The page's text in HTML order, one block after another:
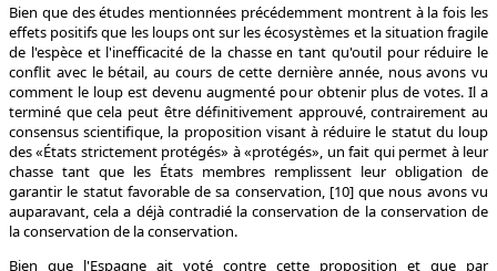
Bien que des études mentionnées précédemment montrent à la fois les
effets positifs que les loups ont sur les écosystèmes et la situation fragile
de l'espèce et l'inefficacité de la chasse en tant qu'outil pour réduire le
conflit avec le bétail, au cours de cette dernière année, nous avons vu
comment le loup est devenu augmenté pour obtenir plus de votes. Il a
terminé que cela peut être définitivement approuvé, contrairement au
consensus scientifique, la proposition visant à réduire le statut du loup
des «États strictement protégés» à «protégés», un fait qui permet à leur
chasse tant que les États membres remplissent leur obligation de
garantir le statut favorable de sa conservation, [10] que nous avons vu
auparavant, cela a déjà contradié la conservation de la conservation de
la conservation de la conservation.
Bien que l'Espagne ait voté contre cette proposition et que par